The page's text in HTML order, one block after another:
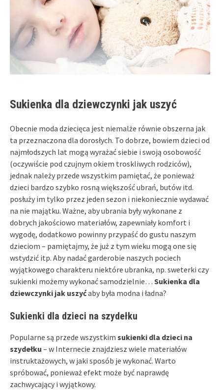
Sukienka dla dziewczynki jak uszyć
Obecnie moda dziecięca jest niemalże równie obszerna jak
ta przeznaczona dla dorosłych. To dobrze, bowiem dzieci od
najmłodszych lat mogą wyrażać siebie i swoją osobowość
(oczywiście pod czujnym okiem troskliwych rodziców),
jednak należy przede wszystkim pamiętać, że ponieważ
dzieci bardzo szybko rosną większość ubrań, butów itd.
posłuży im tylko przez jeden sezon i niekoniecznie wydawać
na nie majątku. Ważne, aby ubrania były wykonane z
dobrych jakościowo materiałów, zapewniały komfort i
wygodę, dodatkowo powinny przypaść do gustu naszym
dzieciom – pamiętajmy, że już z tym wieku mogą one się
wstydzić itp. Aby nadać garderobie naszych pociech
wyjątkowego charakteru niektóre ubranka, np. sweterki czy
sukienki możemy wykonać samodzielnie… Sukienka dla
dziewczynki jak uszyćaby była modna i ładna?
Sukienki dla dzieci na szydełku
Popularne są przede wszystkim sukienki dla dzieci na
szydełku – w Internecie znajdziesz wiele materiałów
instruktażowych, w jaki sposób je wykonać. Warto
spróbować, ponieważ efekt może być naprawdę
zachwycający i wyjątkowy.